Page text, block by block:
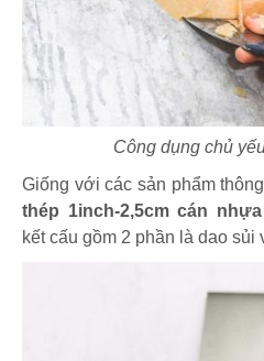
Công dụng chủ
Giống với các sản phẩm
thép 1inch-2,5cm cán
kết cấu gồm 2 phần là dao sủi